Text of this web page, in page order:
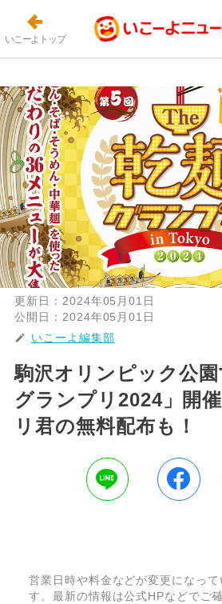
いこーよトップ
更新日： 2024年05月01日
公開日： 2024年05月01日
いこーよ編集部
駒沢オリンピック公
グランプリ2024」開
リ君の無料配布も！
営業日時や料金などが変更になっ
す。最新の情報は公式HPなどでご